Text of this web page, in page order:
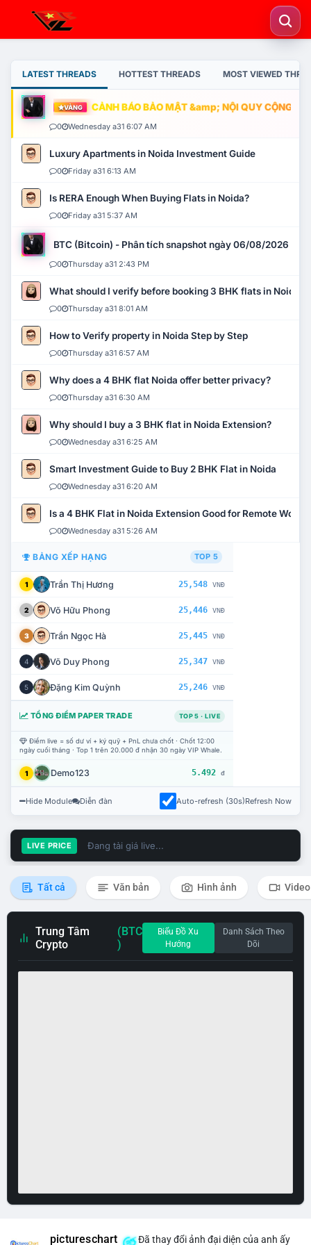
LATEST THREADS HOTTEST THREADS MOST VIEWED
VÀNG CẢNH BÁO BẢO MẬT &amp; NỘI QUY CỘNG
0 Wednesday a31 6:07 AM
Luxury Apartments in Noida Investment Guide
0 Friday a31 6:13 AM
Is RERA Enough When Buying Flats in Noida?
0 Friday a31 5:37 AM
BTC (Bitcoin) - Phân tích snapshot ngày 06/08/2026
0 Thursday a31 2:43 PM
What should I verify before booking 3 BHK flats in Noida?
0 Thursday a31 8:01 AM
How to Verify property in Noida Step by Step
0 Thursday a31 6:57 AM
Why does a 4 BHK flat Noida offer better privacy?
0 Thursday a31 6:30 AM
Why should I buy a 3 BHK flat in Noida Extension?
0 Wednesday a31 6:25 AM
Smart Investment Guide to Buy 2 BHK Flat in Noida
0 Wednesday a31 6:20 AM
Is a 4 BHK Flat in Noida Extension Good for Remote Work?
0 Wednesday a31 5:26 AM
BẢNG XẾP HẠNG TOP 5
1 Trần Thị Hương 25,548 VNĐ
2 Võ Hữu Phong 25,446 VNĐ
3 Trần Ngọc Hà 25,445 VNĐ
4 Võ Duy Phong 25,347 VNĐ
5 Đặng Kim Quỳnh 25,246 VNĐ
TỔNG ĐIỂM PAPER TRADE TOP 5 · LIVE
Điểm live = số dư ví + ký quỹ + PnL chưa chốt · Chốt 12:00
ngày cuối tháng · Top 1 trên 20.000 đ nhận 30 ngày VIP Whale.
1 Demo123 5.492 đ
Hide Module Diễn đàn Auto-refresh (30s)Refresh Now
LIVE PRICE Đang tải giá live...
Tất cả Văn bản Hình ảnh Video
Trung Tâm
Crypto
(BTC
)
Biểu Đồ Xu
Hướng
Danh Sách Theo
Dõi
pictureschart Đã thay đổi ảnh đại diện của anh ấy